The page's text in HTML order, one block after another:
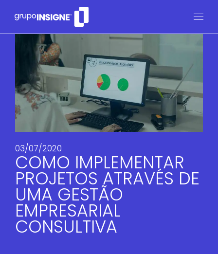
03/07/2020
COMO IMPLEMENTAR
PROJETOS ATRAVÉS DE
UMA GESTÃO
EMPRESARIAL
CONSULTIVA